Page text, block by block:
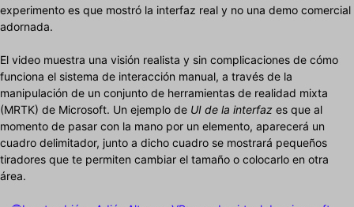
experimento es que mostró la interfaz real y no una demo comercial
adornada.
El video muestra una visión realista y sin complicaciones de cómo
funciona el sistema de interacción manual, a través de la
manipulación de un conjunto de herramientas de realidad mixta
(MRTK) de Microsoft. Un ejemplo de UI de la interfaz es que al
momento de pasar con la mano por un elemento, aparecerá un
cuadro delimitador, junto a dicho cuadro se mostrará pequeños
tiradores que te permiten cambiar el tamaño o colocarlo en otra
área.